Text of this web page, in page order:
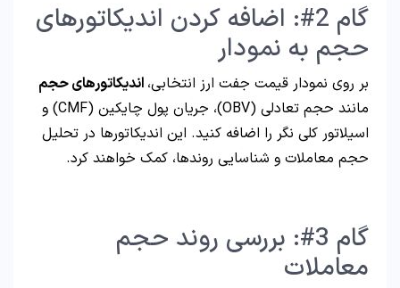
گام 2#: اضافه کردن اندیکاتورهای
حجم به نمودار
بر روی نمودار قیمت جفت ارز انتخابی، اندیکاتورهای حجم
مانند حجم تعادلی (OBV)، جریان پول چایکین (CMF) و
اسیلاتور کلی نگر را اضافه کنید. این اندیکاتورها در تحلیل
حجم معاملات و شناسایی روندها، کمک خواهند کرد.
گام 3#: بررسی روند حجم
معاملات